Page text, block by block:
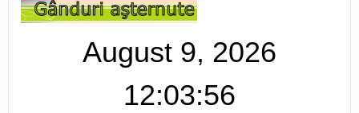
August 9, 2026
12:03:57